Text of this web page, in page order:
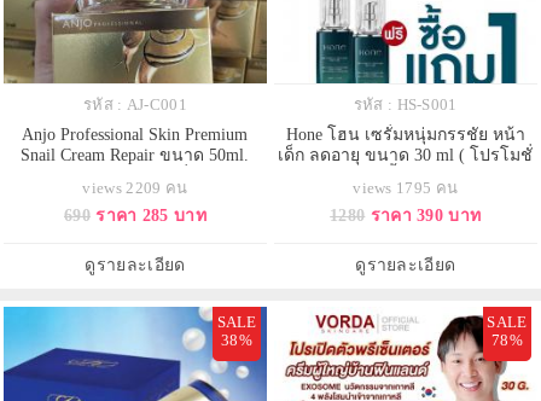
รหัส : AJ-C001
Anjo Professional Skin Premium
Snail Cream Repair ขนาด 50ml.
เกาหลี ของแท้ 100%
views 2209 คน
690 ราคา 285 บาท
ดูรายละเอียด
รหัส : HS-S001
Hone โฮน เซรั่มหนุ่มกรรชัย หน้า
เด็ก ลดอายุ ขนาด 30 ml ( โปรโมชั่
views 1795 คน
1280 ราคา 390 บาท
ดูรายละเอียด
SALE
38%
SALE
78%